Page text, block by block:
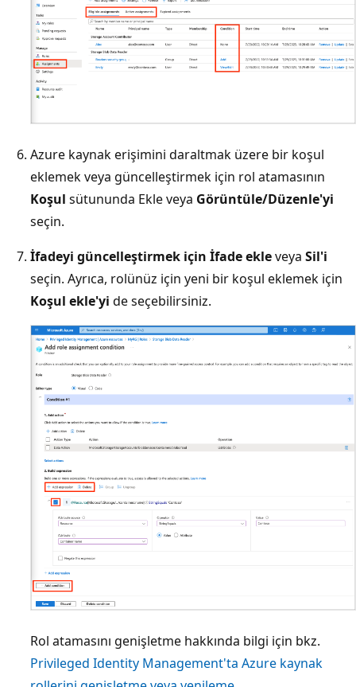
Azure kaynak erişimini daraltmak üzere bir koşul
eklemek veya güncelleştirmek için rol atamasının
Koşul sütununda Ekle veya Görüntüle/Düzenle'yi
seçin.
İfadeyi güncelleştirmek için İfade ekleveya Sil'i
seçin. Ayrıca, rolünüz için yeni bir koşul eklemek için
Koşul ekle'yi de seçebilirsiniz.
Rol atamasını genişletme hakkında bilgi için bkz.
Privileged Identity Management'ta Azure kaynak